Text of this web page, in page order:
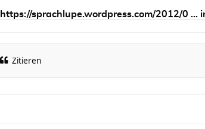
https://sprachlupe.wordpress.com/2012/0 ...
Zitieren